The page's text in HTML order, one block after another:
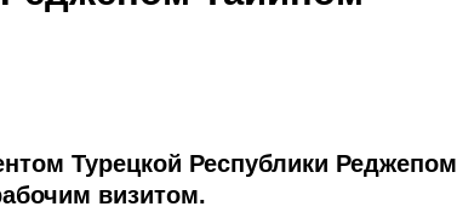
Турецкой Республики Реджепом
визитом.